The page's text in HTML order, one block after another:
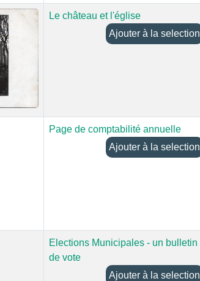
Le château et l'église
Ajouter à la selection
Page de comptabilité annuelle
Ajouter à la selection
Elections Municipales - un bulletin
de vote
Ajouter à la selection